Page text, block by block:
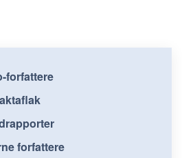
forfattere
forfattere